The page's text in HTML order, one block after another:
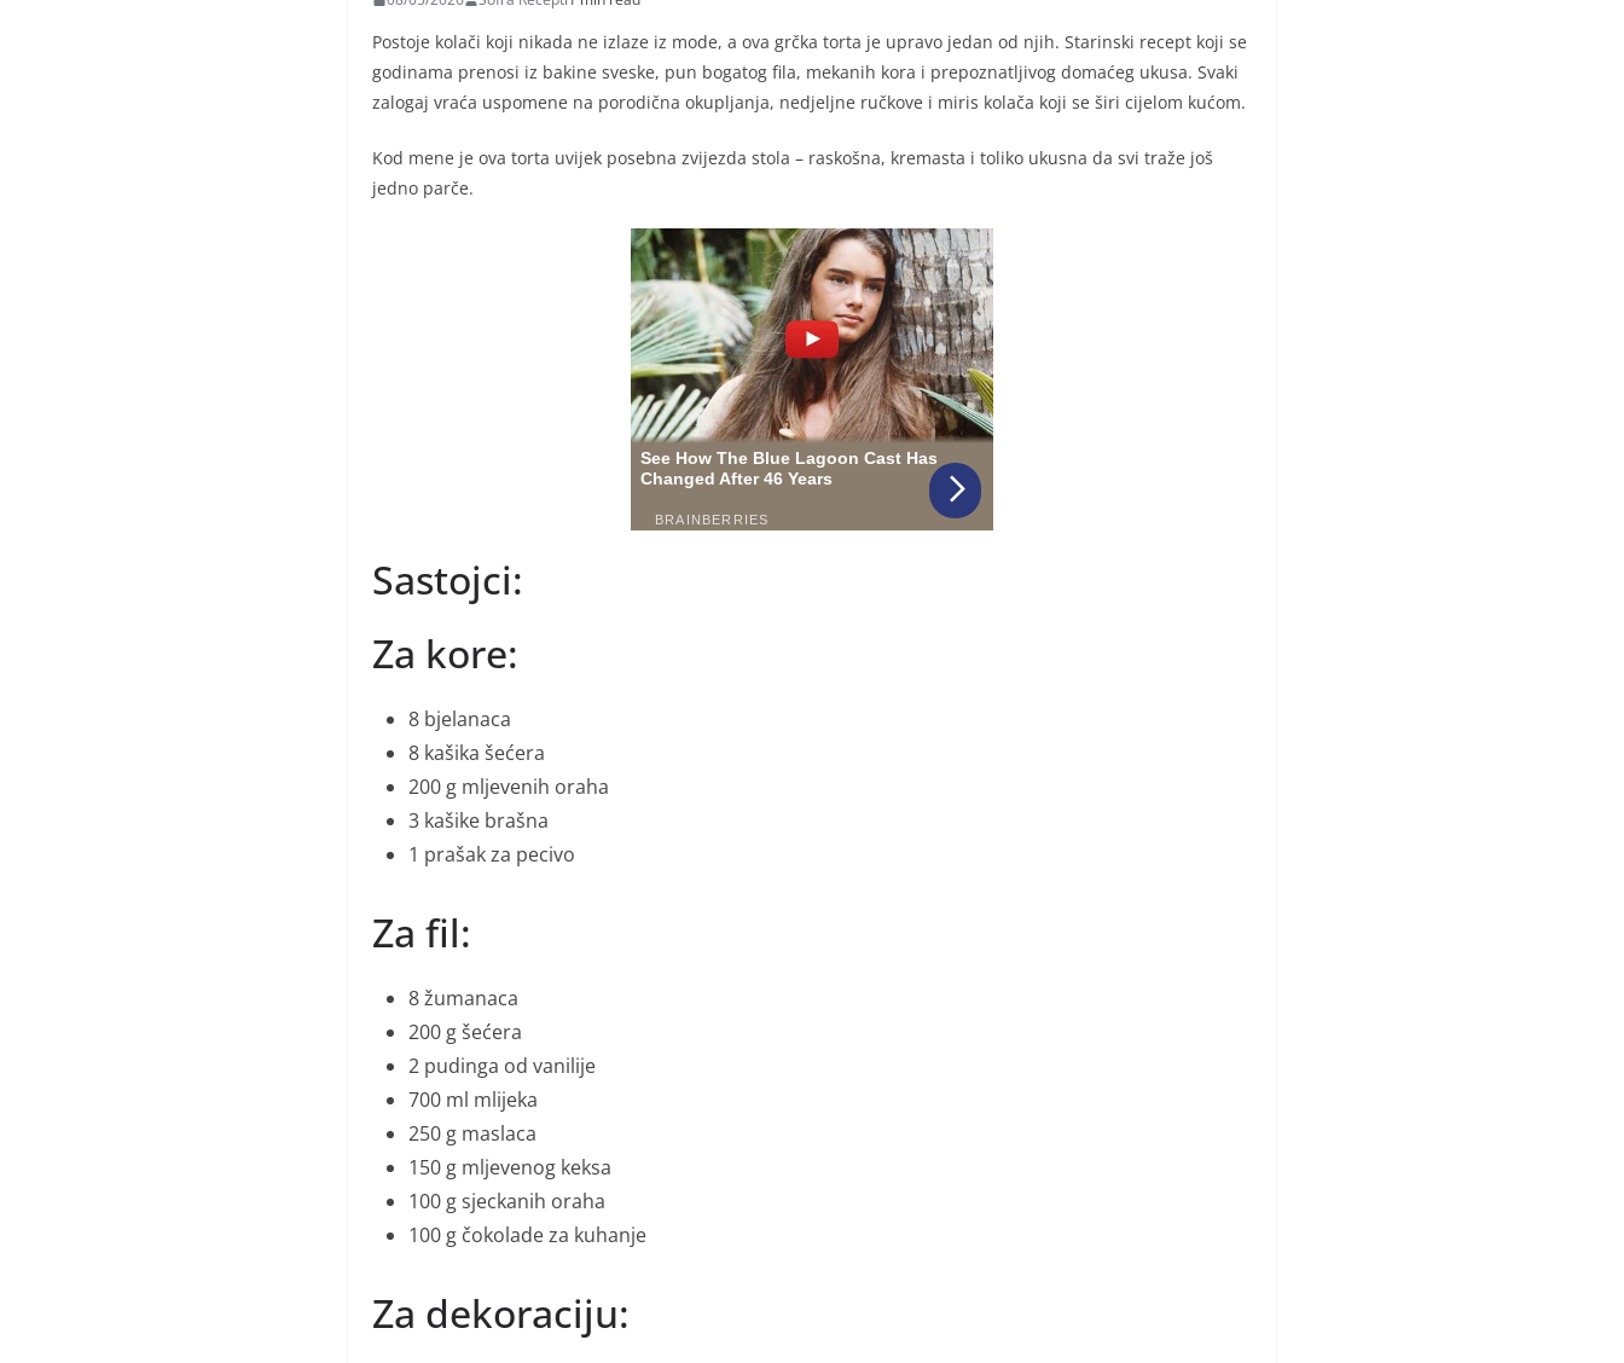
Postoje kolači koji nikada ne izlaze iz mode, a ova grčka torta je upravo jedan od njih. Starinski recept koji se
godinama prenosi iz bakine sveske, pun bogatog fila, mekanih kora i prepoznatljivog domaćeg ukusa. Svaki
zalogaj vraća uspomene na porodična okupljanja, nedjeljne ručkove i miris kolača koji se širi cijelom kućom.
Kod mene je ova torta uvijek posebna zvijezda stola – raskošna, kremasta i toliko ukusna da svi traže još
jedno parče.
Sastojci:
Za kore:
8 bjelanaca
8 kašika šećera
200 g mljevenih oraha
3 kašike brašna
1 prašak za pecivo
Za fil:
8 žumanaca
200 g šećera
2 pudinga od vanilije
700 ml mlijeka
250 g maslaca
150 g mljevenog keksa
100 g sjeckanih oraha
100 g čokolade za kuhanje
Za dekoraciju: